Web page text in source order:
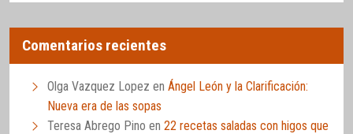
Comentarios recientes
Olga Vazquez Lopez en Ángel León y la Clarificación:
Nueva era de las sopas
Teresa Abrego Pino en 22 recetas saladas con higos que